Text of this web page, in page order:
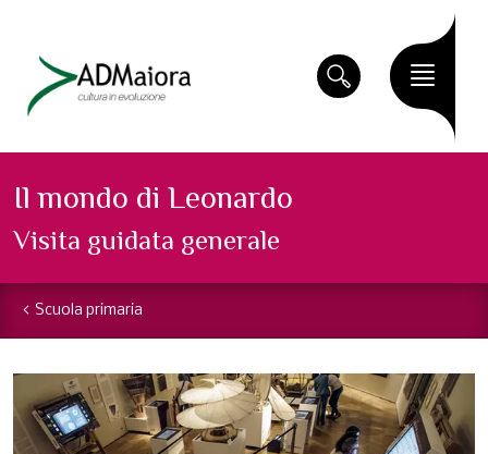
Il mondo di Leonardo
Visita guidata generale
Scuola primaria